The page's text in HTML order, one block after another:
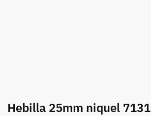
Hebilla 25mm niquel 7131